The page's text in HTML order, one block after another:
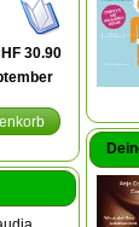
30.90